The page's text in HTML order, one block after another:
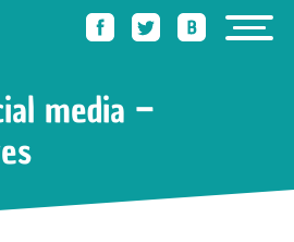
media –